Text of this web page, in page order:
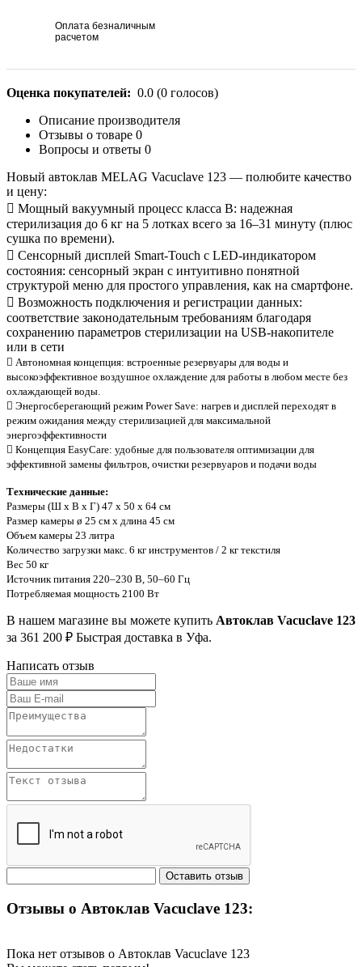
Оплата безналичным
расчетом
Оценка покупателей: 0.0 (0 голосов)
Описание производителя
Отзывы о товаре 0
Вопросы и ответы 0
Новый автоклав MELAG Vacuclave 123 — полюбите качество
и цену:
 Мощный вакуумный процесс класса B: надежная
стерилизация до 6 кг на 5 лотках всего за 16–31 минуту (плюс
сушка по времени).
 Сенсорный дисплей Smart-Touch с LED-индикатором
состояния: сенсорный экран с интуитивно понятной
структурой меню для простого управления, как на смартфоне.
 Возможность подключения и регистрации данных:
соответствие законодательным требованиям благодаря
сохранению параметров стерилизации на USB-накопителе
или в сети
 Автономная концепция: встроенные резервуары для воды и
высокоэффективное воздушное охлаждение для работы в любом месте без
охлаждающей воды.
 Энергосберегающий режим Power Save: нагрев и дисплей переходят в
режим ожидания между стерилизацией для максимальной
энергоэффективности
 Концепция EasyCare: удобные для пользователя оптимизации для
эффективной замены фильтров, очистки резервуаров и подачи воды
Технические данные:
Размеры (Ш x В x Г) 47 x 50 x 64 см
Размер камеры ø 25 см x длина 45 см
Объем камеры 23 литра
Количество загрузки макс. 6 кг инструментов / 2 кг текстиля
Вес 50 кг
Источник питания 220–230 В, 50–60 Гц
Потребляемая мощность 2100 Вт
В нашем магазине вы можете купить Автоклав Vacuclave 123
за 361 200 ₽ Быстрая доставка в Уфа.
Написать отзыв
Отзывы о Автоклав Vacuclave 123:
Пока нет отзывов о Автоклав Vacuclave 123